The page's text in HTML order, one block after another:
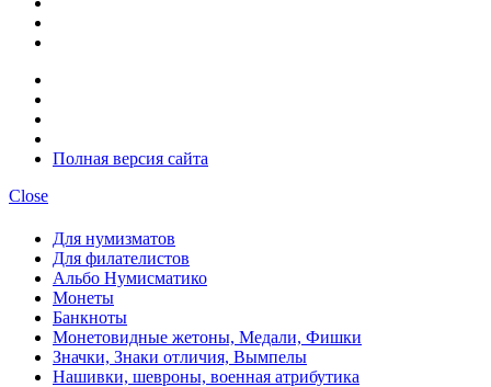
Полная версия сайта
Close
Для нумизматов
Для филателистов
Альбо Нумисматико
Монеты
Банкноты
Монетовидные жетоны, Медали, Фишки
Значки, Знаки отличия, Вымпелы
Нашивки, шевроны, военная атрибутика